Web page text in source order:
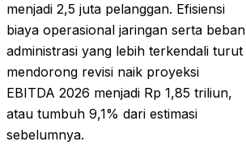
menjadi 2,5 juta pelanggan. Efisiensi
biaya operasional jaringan serta beban
administrasi yang lebih terkendali turut
mendorong revisi naik proyeksi
EBITDA 2026 menjadi Rp 1,85 triliun,
atau tumbuh 9,1% dari estimasi
sebelumnya.